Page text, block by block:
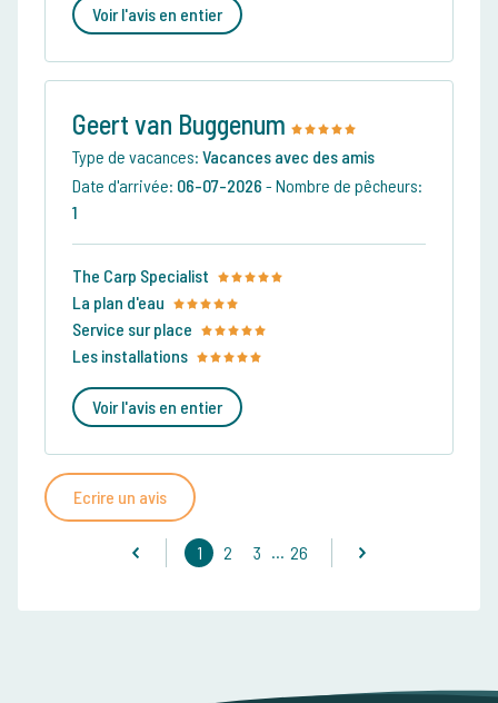
Voir l'avis en entier
Geert van Buggenum
Type de vacances: Vacances avec des amis
Date d'arrivée: 06-07-2026 - Nombre de pêcheurs:
1
The Carp Specialist
La plan d'eau
Service sur place
Les installations
Voir l'avis en entier
Ecrire un avis
1 2 3 ... 26